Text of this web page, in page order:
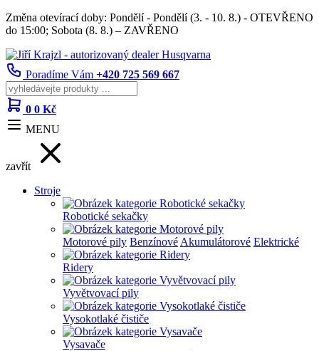
Změna otevírací doby: Pondělí - Pondělí (3. - 10. 8.) - OTEVŘENO
do 15:00; Sobota (8. 8.) – ZAVŘENO
Poradíme Vám +420 725 569 667
0 0 Kč
MENU
zavřít
Stroje
Robotické sekačky
Motorové pily Benzínové Akumulátorové Elektrické
Ridery
Vyvětvovací pily
Vysokotlaké čističe
Vysavače